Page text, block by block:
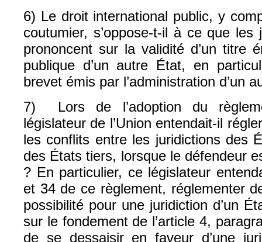
6) Le droit international public, y
coutumier, s’oppose-t-il à ce que les
prononcent sur la validité d’un titre
publique d’un autre État, en
brevet émis par l’administration d’un
7) Lors de l’adoption du
législateur de l’Union entendait-il
les conflits entre les juridictions des
des États tiers, lorsque le défendeur
? En particulier, ce législateur
et 34 de ce règlement, réglementer
possibilité pour une juridiction d’un
sur le fondement de l’article 4,
de se dessaisir en faveur d’une